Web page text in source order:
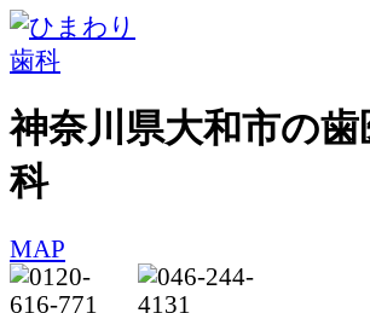
神奈川県大和市の
科
MAP